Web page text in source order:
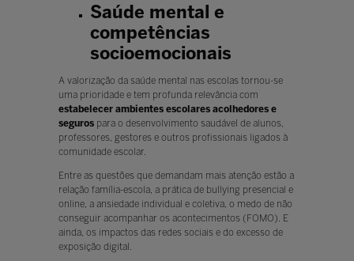
Saúde mental e
competências
socioemocionais
A valorização da saúde mental nas escolas tornou-se
uma prioridade e tem profunda relevância com
estabelecer ambientes escolares acolhedores e
segurospara o desenvolvimento saudável de alunos,
professores, gestores e outros profissionais ligados à
comunidade escolar.
Entre as questões que demandam mais atenção estão a
relação família-escola, a prática de bullying presencial e
online, a ansiedade individual e coletiva, o medo de não
conseguir acompanhar os acontecimentos (FOMO). E
ainda, os impactos das redes sociais e do excesso de
exposição digital.